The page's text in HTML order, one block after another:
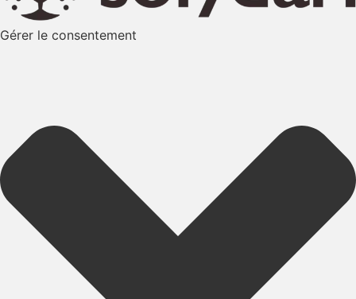
Gérer le consentement